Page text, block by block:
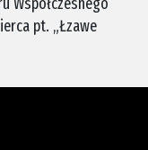
pt. „Łzawe